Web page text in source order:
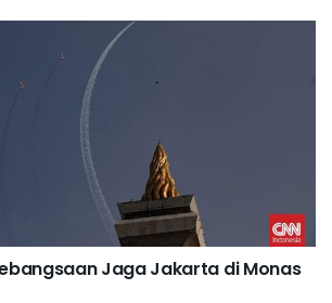
Jaga Jakarta di Monas